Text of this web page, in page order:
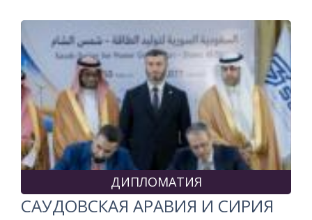
ДИПЛОМАТИЯ
САУДОВСКАЯ АРАВИЯ И СИРИЯ